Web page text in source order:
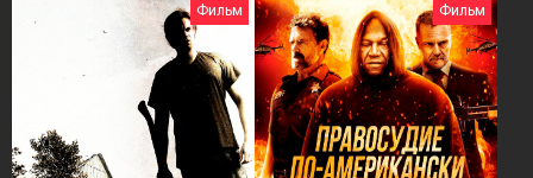
Фильм Фильм